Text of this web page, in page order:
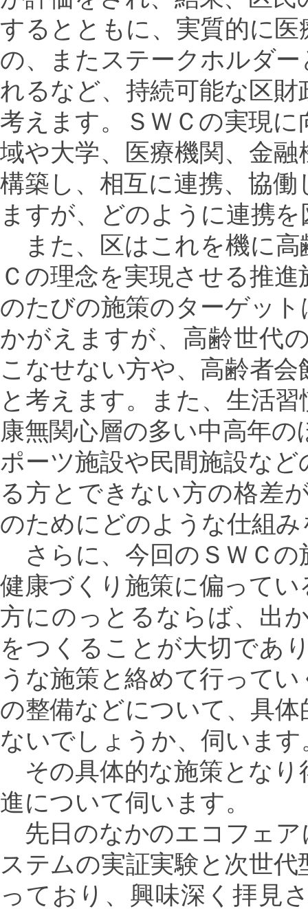
するとともに、実質的に
の、またステークホルダ
れるなど、持続可能な区
考えます。ＳＷＣの実現
域や大学、医療機関、金
構築し、相互に連携、協
ますが、どのように連携
また、区はこれを機に高
Ｃの理念を実現させる推
のたびの施策のターゲッ
かがえますが、高齢世代
こなせない方や、高齢者
と考えます。また、生活
康無関心層の多い中高年
ポーツ施設や民間施設な
る方とできない方の格差
のためにどのような仕組
さらに、今回のＳＷＣの
健康づくり施策に偏って
方にのっとるならば、出
をつくることが大切であ
うな施策と絡めて行って
の整備などについて、具
ないでしょうか、伺います
その具体的な施策となり
進について伺います。
先日のなかのエコフェア
ステムの実証実験と次世
っており、興味深く拝見